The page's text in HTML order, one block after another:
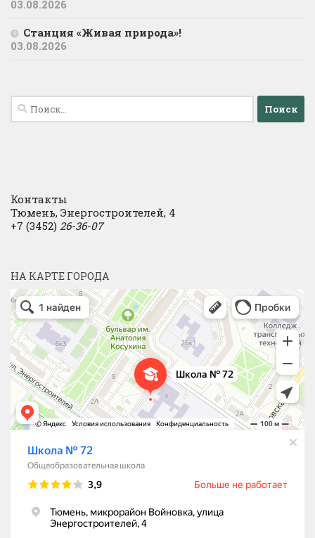
03.08.2026
Станция «Живая природа»!
03.08.2026
Найти:
Контакты
Тюмень, Энергостроителей, 4
+7 (3452) 26-36-07
НА КАРТЕ ГОРОДА